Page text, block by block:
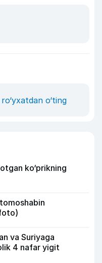
ro‘yxatdan o‘ting
ko‘prikning
va Suriyaga
4 nafar yigit